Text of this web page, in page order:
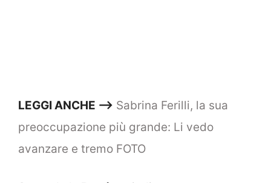
LEGGI ANCHE –> Sabrina Ferilli, la sua
preoccupazione più grande: Li vedo
avanzare e tremo FOTO